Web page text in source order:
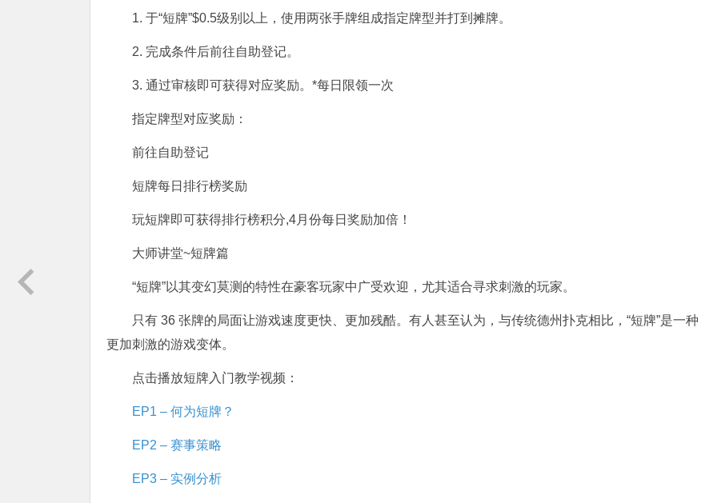
1. 于“短牌”$0.5级别以上，使用两张手牌组成指定牌型并打到摊牌。
2. 完成条件后前往自助登记。
3. 通过审核即可获得对应奖励。*每日限领一次
指定牌型对应奖励：
前往自助登记
短牌每日排行榜奖励
玩短牌即可获得排行榜积分,4月份每日奖励加倍！
大师讲堂~短牌篇
“短牌”以其变幻莫测的特性在豪客玩家中广受欢迎，尤其适合寻求刺激的玩家。
只有 36 张牌的局面让游戏速度更快、更加残酷。有人甚至认为，与传统德州扑克相比，“短牌”是一种
更加刺激的游戏变体。
点击播放短牌入门教学视频：
EP1 – 何为短牌？
EP2 – 赛事策略
EP3 – 实例分析